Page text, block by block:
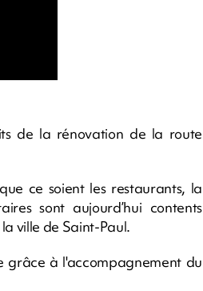
de la rénovation de la route
ce soient les restaurants, la
sont aujourd’hui contents
ville de Saint-Paul.
grâce à l'accompagnement du